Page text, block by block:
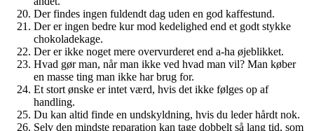
Der findes ingen fuldendt dag uden en god kaffestund.
Der er ingen bedre kur mod kedelighed end et godt stykke
chokoladekage.
Der er ikke noget mere overvurderet end a-ha øjeblikket.
Hvad gør man, når man ikke ved hvad man vil? Man køber
en masse ting man ikke har brug for.
Et stort ønske er intet værd, hvis det ikke følges op af
handling.
Du kan altid finde en undskyldning, hvis du leder hårdt nok.
Selv den mindste reparation kan tage dobbelt så lang tid, som